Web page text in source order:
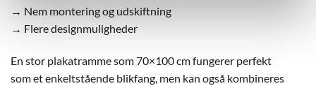
→ Nem montering og udskiftning
→ Flere designmuligheder
En stor plakatramme som 70×100 cm fungerer perfekt
som et enkeltstående blikfang, men kan også kombineres